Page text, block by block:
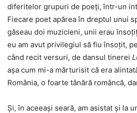
diferitelor grupuri de poeți, într-un
Fiecare poet apărea în dreptul unui
găseau doi muzicieni, unii erau
eu am avut privilegiul să fiu însoțit,
când recit versuri, de dansul tinerei
așa cum mi-a mărturisit că era
România, o foarte tânără româncă,
Și, în aceeași seară, am asistat și la